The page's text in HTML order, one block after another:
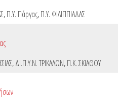
,Π.Υ. Πάργας,Π.Υ. ΦΙΛΙΠΠΙΑΔΑΣ
,ΔΙ.Π.Υ.Ν. ΤΡΙΚΑΛΩΝ,Π.Κ. ΣΚΙΑΘΟΥ